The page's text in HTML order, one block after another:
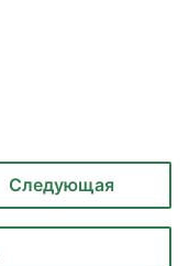
Следующая